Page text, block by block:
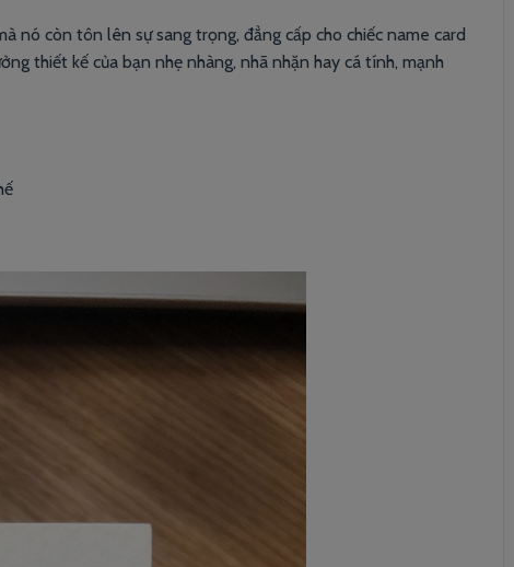
nó còn tôn lên sự sang trọng, đẳng cấp cho chiếc name card
thiết kế của bạn nhẹ nhàng, nhã nhặn hay cá tính, mạnh